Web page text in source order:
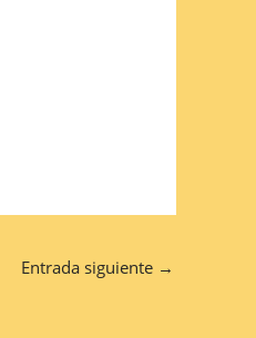
Entrada siguiente →